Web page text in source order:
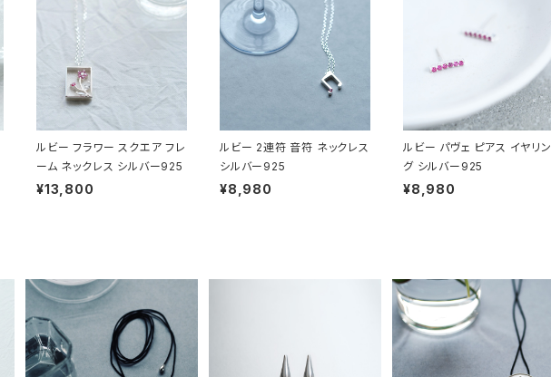
ルビー フラワー スクエア フレ
ーム ネックレス シルバー925
¥13,800
ルビー 2連符 音符 ネックレス
シルバー925
¥8,980
ルビー パヴェ ピアス イヤリン
グ シルバー925
¥8,980